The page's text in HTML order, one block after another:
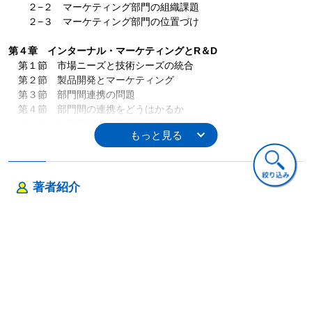
２−２ マーケティング部門の組織課題
２−３ マーケティング部門の位置づけ
第４章 インターナル・マーケティングとR＆D
第１節 市場ニーズと技術シーズの統合
第２節 製品開発とマーケティング
第３節 部門間連携の問題
第４節 部門間の連携をどうはかるか
第５節 製品開発と顧客をどうつなぐか
第６節 製品開発プロジェクトの２つのスタイル
第５章 マーケティングとR ＆ Dの連携に関する実証研究
第１節 はじめに
著者紹介